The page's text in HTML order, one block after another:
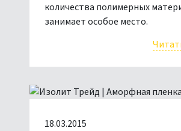
количества полимерных
занимает особое место.
18.03.2015